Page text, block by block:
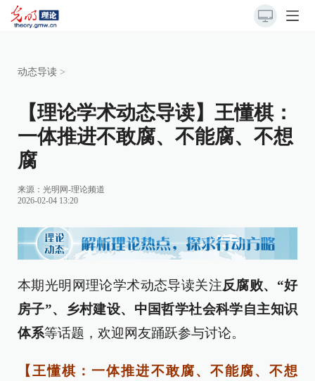
动态导读 >
【理论学术动态导读】王懂棋：
一体推进不敢腐、不能腐、不想
腐
来源： 光明网-理论频道
2026-02-04 13:20
本期光明网理论学术动态导读关注反腐败、“好
房子”、乡村建设、中国哲学社会科学自主知识
体系等话题，欢迎网友踊跃参与讨论。
【王懂棋：一体推进不敢腐、不能腐、不想